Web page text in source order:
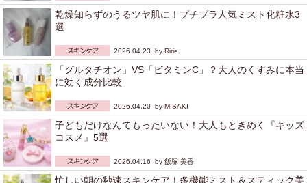
乾燥知らずのうるツヤ肌に！プチプラ人気ミスト化粧水3
選
2026.04.23 by Ririe
「グルタチオン」VS「ビタミンC」？大人のくすみに本当
に効く成分比較
2026.04.20 by MISAKI
子どもだけなんてもったいない！大人もときめく『キッズ
コスメ』5選
2026.04.16 by 飯塚 美香
忙しい朝の秒速スキンケア！多機能ミスト＆スティック美